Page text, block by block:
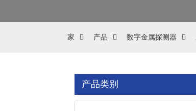
家 产品 数字金属探测器
产品类别